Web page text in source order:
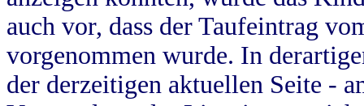
auch vor, dass der Taufeintrag
vorgenommen wurde. In
der derzeitigen aktuellen Seite -